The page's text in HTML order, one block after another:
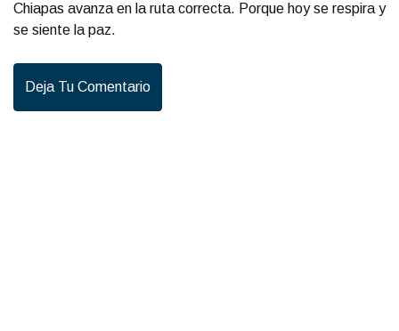
Chiapas avanza en la ruta correcta. Porque hoy se respira y
se siente la paz.
Deja Tu Comentario